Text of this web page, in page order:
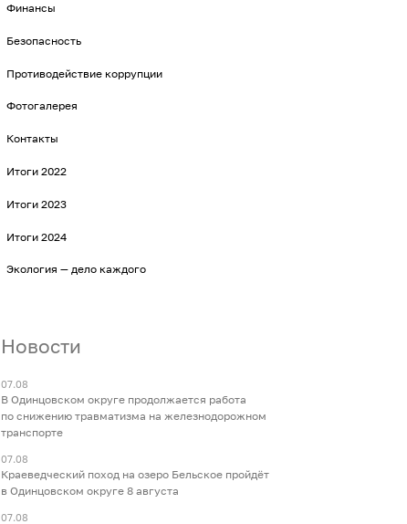
Финансы
Безопасность
Противодействие коррупции
Фотогалерея
Контакты
Итоги 2022
Итоги 2023
Итоги 2024
Экология — дело каждого
Новости
07.08
В Одинцовском округе продолжается работа
по снижению травматизма на железнодорожном
транспорте
07.08
Краеведческий поход на озеро Бельское пройдёт
в Одинцовском округе 8 августа
07.08